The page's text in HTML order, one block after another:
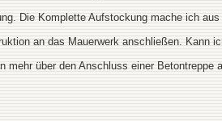
Die Komplette Aufstockung mache ich
an das Mauerwerk anschließen. Kann
mehr über den Anschluss einer